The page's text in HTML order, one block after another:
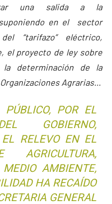
una salida a la
en el sector
“tarifazo” eléctrico,
el proyecto de ley sobre
determinación de la
Agrarias…
POR EL
GOBIERNO,
RELEVO EN EL
AGRICULTURA,
AMBIENTE,
HA RECAÍDO
GENERAL